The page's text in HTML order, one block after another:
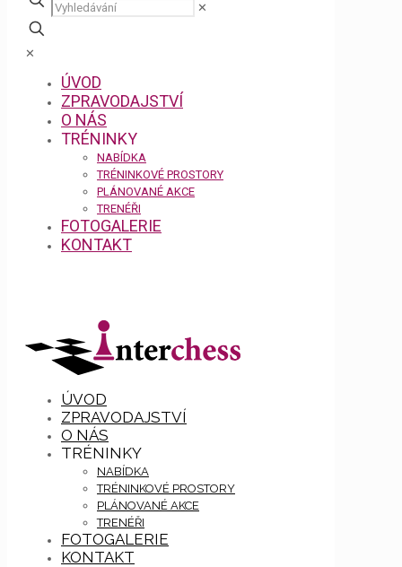
✕
✕
ÚVOD
ZPRAVODAJSTVÍ
O NÁS
TRÉNINKY
NABÍDKA
TRÉNINKOVÉ PROSTORY
PLÁNOVANÉ AKCE
TRENÉŘI
FOTOGALERIE
KONTAKT
ÚVOD
ZPRAVODAJSTVÍ
O NÁS
TRÉNINKY
NABÍDKA
TRÉNINKOVÉ PROSTORY
PLÁNOVANÉ AKCE
TRENÉŘI
FOTOGALERIE
KONTAKT